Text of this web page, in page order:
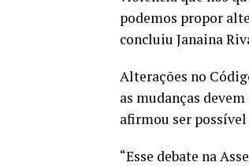
podemos propor
concluiu Janaina
Alterações no
as mudanças
afirmou ser
“Esse debate na